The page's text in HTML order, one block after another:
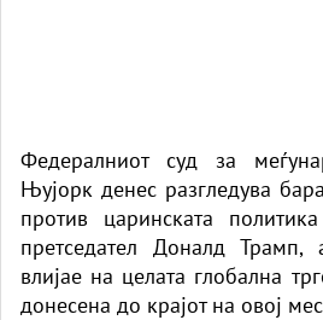
Федералниот суд за
Њујорк денес разгледува
против царинската
претседател Доналд Трамп,
влијае на целата глобална
донесена до крајот на овој